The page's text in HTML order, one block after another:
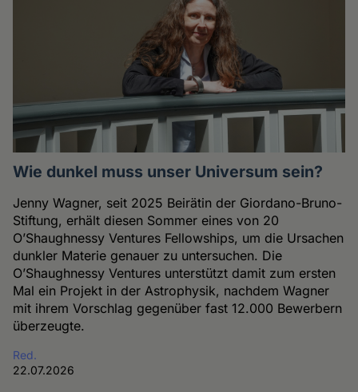
Wie dunkel muss unser Universum sein?
Jenny Wagner, seit 2025 Beirätin der Giordano-Bruno-
Stiftung, erhält diesen Sommer eines von 20
O’Shaughnessy Ventures Fellowships, um die Ursachen
dunkler Materie genauer zu untersuchen. Die
O’Shaughnessy Ventures unterstützt damit zum ersten
Mal ein Projekt in der Astrophysik, nachdem Wagner
mit ihrem Vorschlag gegenüber fast 12.000 Bewerbern
überzeugte.
Red.
22.07.2026